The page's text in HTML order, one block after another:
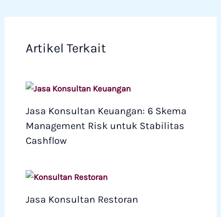
Artikel Terkait
Jasa Konsultan Keuangan: 6 Skema
Management Risk untuk Stabilitas
Cashflow
Jasa Konsultan Restoran